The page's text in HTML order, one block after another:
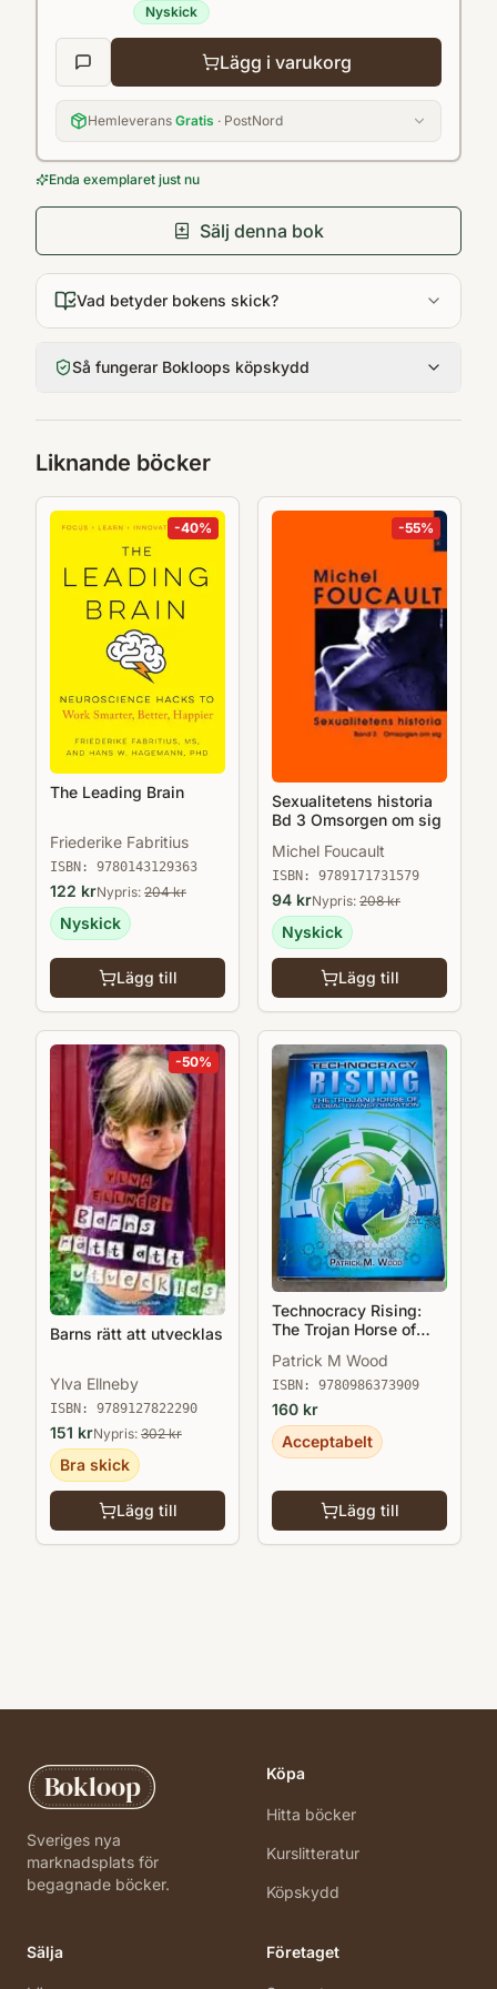
Nyskick
Lägg i varukorg
Hemleverans Gratis · PostNord
Enda exemplaret just nu
Sälj denna bok
Vad betyder bokens skick?
Så fungerar Bokloops köpskydd
Liknande böcker
-40%
The Leading Brain
Friederike Fabritius
ISBN: 9780143129363
122 krNypris: 204kr
Nyskick
Lägg till
-55%
Sexualitetens historia
Bd 3 Omsorgen om sig
Michel Foucault
ISBN: 9789171731579
94 krNypris: 208kr
Nyskick
Lägg till
-50%
Barns rätt att utvecklas
Ylva Ellneby
ISBN: 9789127822290
151 krNypris: 302kr
Bra skick
Lägg till
Technocracy Rising:
The Trojan Horse of
Patrick M Wood
ISBN: 9780986373909
160 kr
Acceptabelt
Lägg till
Bokloop
Sveriges nya
marknadsplats för
begagnade böcker.
Köpa
Hitta böcker
Kurslitteratur
Köpskydd
Sälja Företaget